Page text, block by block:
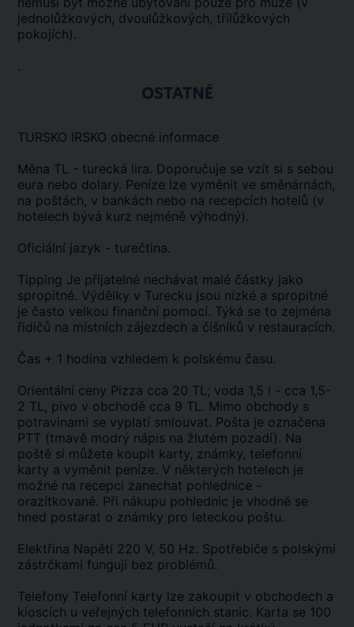
jednolůžkových, dvoulůžkových, třílůžkových
pokojích).
.
OSTATNÉ
TURSKO IRSKO obecné informace
Měna TL - turecká lira. Doporučuje se vzít si s sebou
eura nebo dolary. Peníze lze vyměnit ve směnárnách,
na poštách, v bankách nebo na recepcích hotelů (v
hotelech bývá kurz nejméně výhodný).
Oficiální jazyk - turečtina.
Tipping Je přijatelné nechávat malé částky jako
spropitné. Výdělky v Turecku jsou nízké a spropitné
je často velkou finanční pomocí. Týká se to zejména
řidičů na místních zájezdech a číšníků v restauracích.
Čas + 1 hodina vzhledem k polskému času.
Orientální ceny Pizza cca 20 TL; voda 1,5 l - cca 1,5-
2 TL, pivo v obchodě cca 9 TL. Mimo obchody s
potravinami se vyplatí smlouvat. Pošta je označena
PTT (tmavě modrý nápis na žlutém pozadí). Na
poště si můžete koupit karty, známky, telefonní
karty a vyměnit peníze. V některých hotelech je
možné na recepci zanechat pohlednice -
orazítkované. Při nákupu pohlednic je vhodné se
hned postarat o známky pro leteckou poštu.
Elektřina Napětí 220 V, 50 Hz. Spotřebiče s polskými
zástrčkami fungují bez problémů.
Telefony Telefonní karty lze zakoupit v obchodech a
kioscích u veřejných telefonních stanic. Karta se 100